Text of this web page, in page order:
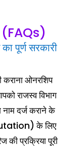
(FAQs)
पूर्ण सरकारी
कराना ओनरशिप
राजस्व विभाग
नाम दर्ज कराने के
के लिए
की प्रक्रिया पूरी